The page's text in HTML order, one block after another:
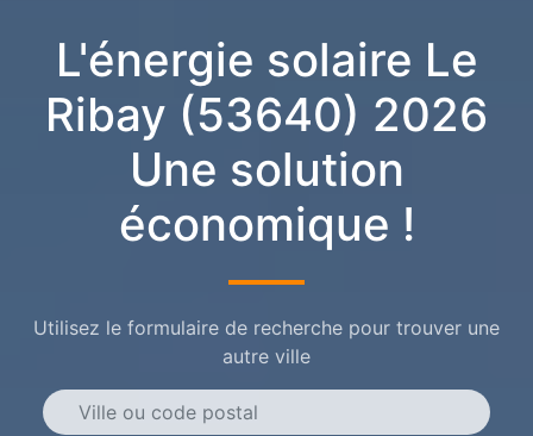
L'énergie solaire Le
Ribay (53640) 2026
Une solution
économique !
Utilisez le formulaire de recherche pour trouver une
autre ville